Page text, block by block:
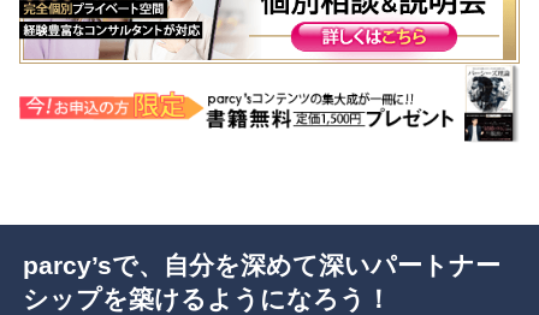
parcy’sで、自分を深めて深いパートナー
シップを築けるようになろう！